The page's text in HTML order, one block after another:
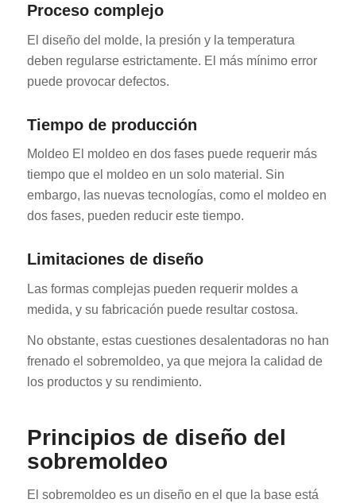
Proceso complejo
El diseño del molde, la presión y la temperatura
deben regularse estrictamente. El más mínimo error
puede provocar defectos.
Tiempo de producción
Moldeo El moldeo en dos fases puede requerir más
tiempo que el moldeo en un solo material. Sin
embargo, las nuevas tecnologías, como el moldeo en
dos fases, pueden reducir este tiempo.
Limitaciones de diseño
Las formas complejas pueden requerir moldes a
medida, y su fabricación puede resultar costosa.
No obstante, estas cuestiones desalentadoras no han
frenado el sobremoldeo, ya que mejora la calidad de
los productos y su rendimiento.
Principios de diseño del
sobremoldeo
El sobremoldeo es un diseño en el que la base está